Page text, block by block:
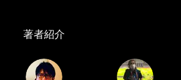
著者紹介